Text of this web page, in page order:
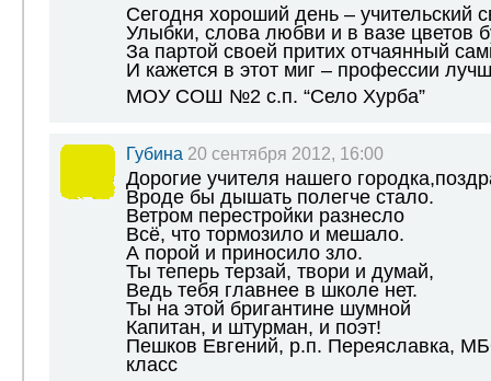
Сегодня хороший день – учительский
Улыбки, слова любви и в вазе цветов
За партой своей притих отчаянный
И кажется в этот миг – профессии
МОУ СОШ №2 с.п. “Село Хурба”
Губина 20 сентября 2012, 16:00
Дорогие учителя нашего
Вроде бы дышать полегче стало.
Ветром перестройки разнесло
Всё, что тормозило и мешало.
А порой и приносило зло.
Ты теперь терзай, твори и думай,
Ведь тебя главнее в школе нет.
Ты на этой бригантине шумной
Капитан, и штурман, и поэт!
Пешков Евгений, р.п. Переяславка,
класс